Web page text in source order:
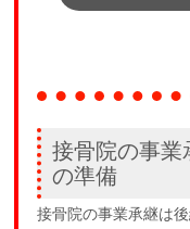
接骨院の事業
の準備
接骨院の事業承継は